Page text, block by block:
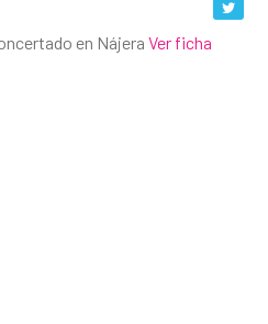
en NájeraVer ficha